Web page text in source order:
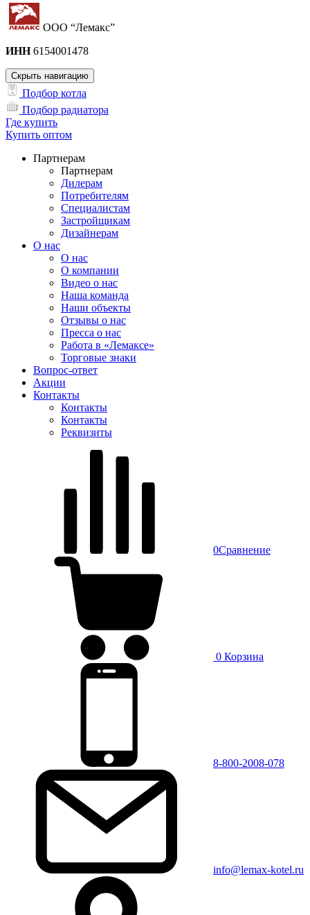
ООО “Лемакс”
ИНН6154001478
Скрыть навигацию
Подбор котла
Подбор радиатора
Где купить
Купить оптом
Партнерам
Партнерам
Дилерам
Потребителям
Специалистам
Застройщикам
Дизайнерам
О нас
О нас
О компании
Видео о нас
Наша команда
Наши объекты
Отзывы о нас
Пресса о нас
Работа в «Лемаксе»
Торговые знаки
Вопрос-ответ
Акции
Контакты
Контакты
Контакты
Реквизиты
0Сравнение
0 Корзина
8-800-2008-078
info@lemax-kotel.ru